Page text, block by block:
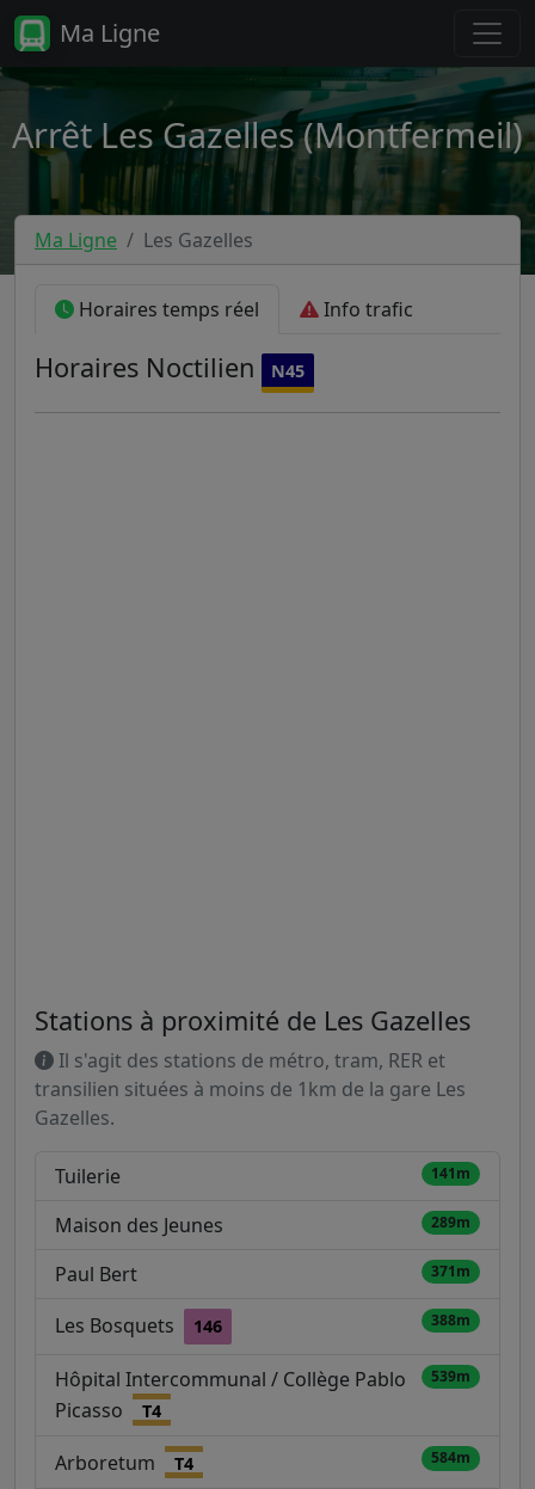
Ma Ligne
Arrêt Les Gazelles (Montfermeil)
Ma Ligne Les Gazelles
Horaires temps réel Info trafic
Horaires Noctilien N45
Stations à proximité de Les Gazelles
Il s'agit des stations de métro, tram, RER et
transilien situées à moins de 1km de la gare Les
Gazelles.
Tuilerie 141m
Maison des Jeunes 289m
Paul Bert 371m
Les Bosquets 146 388m
Hôpital Intercommunal / Collège Pablo
Picasso
T4
539m
Arboretum T4 584m